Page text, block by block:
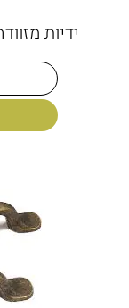
ידיות מזוודה